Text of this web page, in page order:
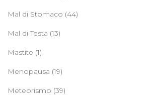
Mal di Stomaco (44)
Mal di Testa (13)
Mastite (1)
Menopausa (19)
Meteorismo (39)